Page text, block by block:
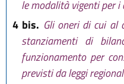
le modalità vigenti per
4 bis. Gli oneri di cui al
stanziamenti di
funzionamento per
previsti da leggi